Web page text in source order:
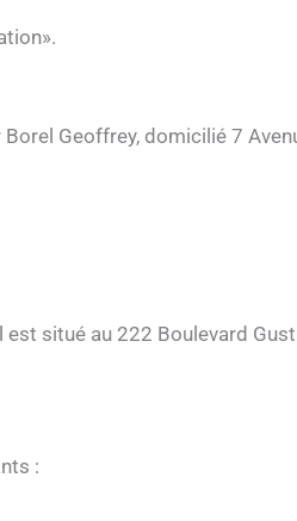
Geoffrey, domicilié 7
situé au 222 Boulevard
: